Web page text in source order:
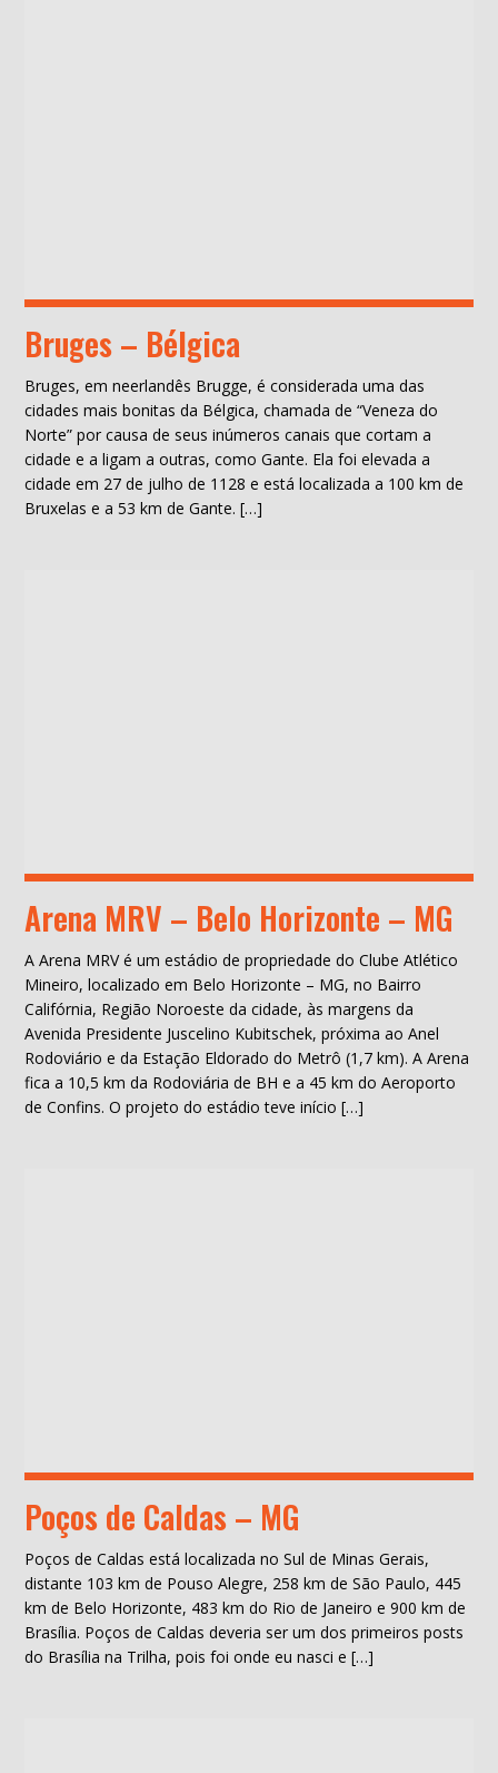
Bruges – Bélgica
Bruges, em neerlandês Brugge, é considerada uma das
cidades mais bonitas da Bélgica, chamada de “Veneza do
Norte” por causa de seus inúmeros canais que cortam a
cidade e a ligam a outras, como Gante. Ela foi elevada a
cidade em 27 de julho de 1128 e está localizada a 100 km de
Bruxelas e a 53 km de Gante. […]
Arena MRV – Belo Horizonte – MG
A Arena MRV é um estádio de propriedade do Clube Atlético
Mineiro, localizado em Belo Horizonte – MG, no Bairro
Califórnia, Região Noroeste da cidade, às margens da
Avenida Presidente Juscelino Kubitschek, próxima ao Anel
Rodoviário e da Estação Eldorado do Metrô (1,7 km). A Arena
fica a 10,5 km da Rodoviária de BH e a 45 km do Aeroporto
de Confins. O projeto do estádio teve início […]
Poços de Caldas – MG
Poços de Caldas está localizada no Sul de Minas Gerais,
distante 103 km de Pouso Alegre, 258 km de São Paulo, 445
km de Belo Horizonte, 483 km do Rio de Janeiro e 900 km de
Brasília. Poços de Caldas deveria ser um dos primeiros posts
do Brasília na Trilha, pois foi onde eu nasci e […]